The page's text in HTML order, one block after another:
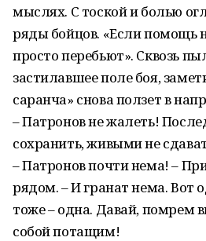
мыслях. С тоской и болью
ряды бойцов. «Если помощь
просто перебьют». Сквозь
застилавшее поле боя,
саранча» снова ползет в
– Патронов не жалеть!
сохранить, живыми не
– Патронов почти нема! –
рядом. – И гранат нема. Вот
тоже – одна. Давай, помрем
собой потащим!